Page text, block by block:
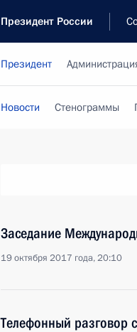
Президент России
Президент
Новости Стенограммы
Заседание
19 октября 2017 года, 20:10
Телефонный разговор